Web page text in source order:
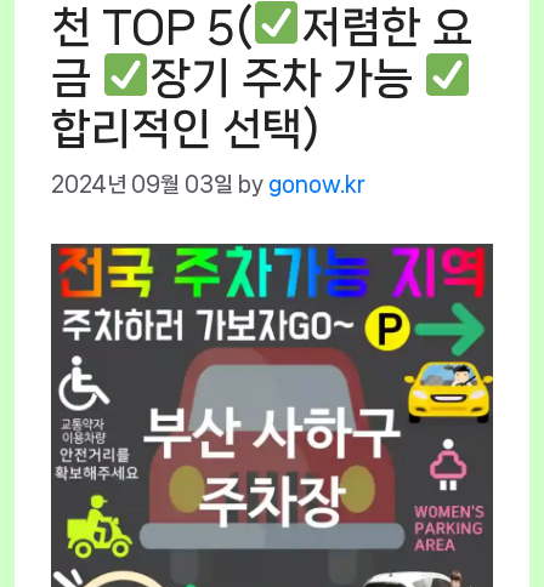
천 TOP 5(
저렴한 요
금
장기 주차 가능
합리적인 선택)
2024년 09월 03일 by gonow.kr